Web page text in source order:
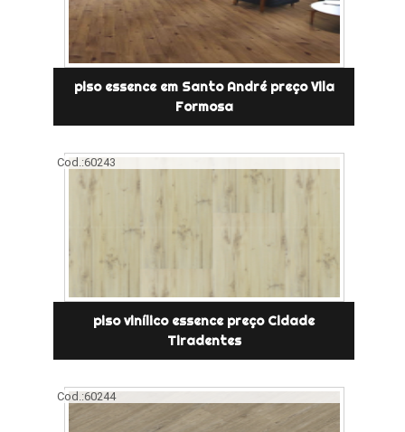
piso essence em Santo André preço Vila
Formosa
Cod.:60243
piso vinílico essence preço Cidade
Tiradentes
Cod.:60244